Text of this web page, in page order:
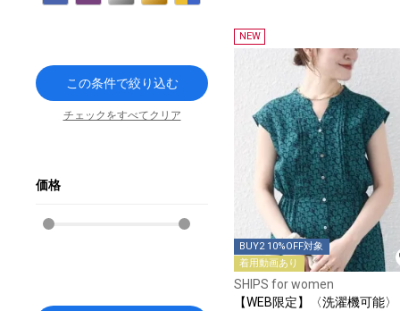
NEW
BUY2 10%OFF対象
着用動画あり
SHIPS for women
【WEB限定】〈洗濯機可能
この条件で絞り込む
チェックをすべてクリア
価格